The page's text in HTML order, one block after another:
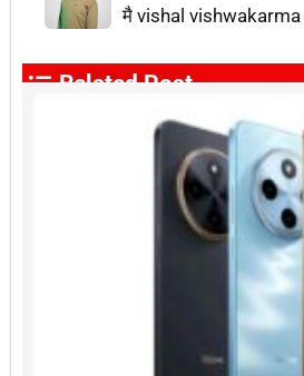
मै vishal vishwakarma
Related Post